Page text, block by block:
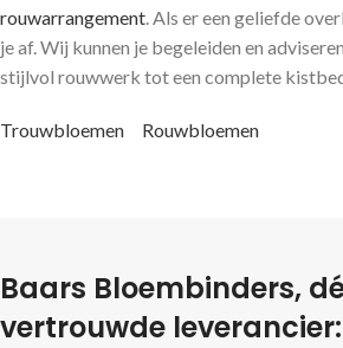
rouwarrangement. Als er een geliefde
je af. Wij kunnen je begeleiden en
stijlvol rouwwerk tot een complete
Trouwbloemen Rouwbloemen
Baars Bloembinders,
vertrouwde leverancier: